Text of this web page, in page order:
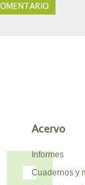
Acervo
Informes
Cuadernos y